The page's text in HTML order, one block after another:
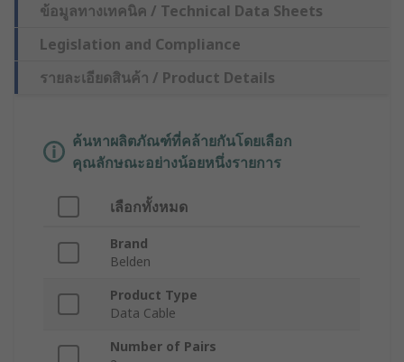
ข้อมูลทางเทคนิค / Technical Data Sheets
Legislation and Compliance
รายละเอียดสินค้า / Product Details
ค้นหาผลิตภัณฑ์ที่คล้ายกันโดยเลือก
คุณลักษณะอย่างน้อยหนึ่งรายการ
เลือกทั้งหมด
Brand
Belden
Product Type
Data Cable
Number of Pairs